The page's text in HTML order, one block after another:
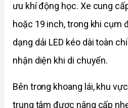
ưu khí động học. Xe cung
hoặc 19 inch, trong khi cụm
dạng dải LED kéo dài toàn
nhận diện khi di chuyển.
Bên trong khoang lái, khu
trung tâm được nâng cấp